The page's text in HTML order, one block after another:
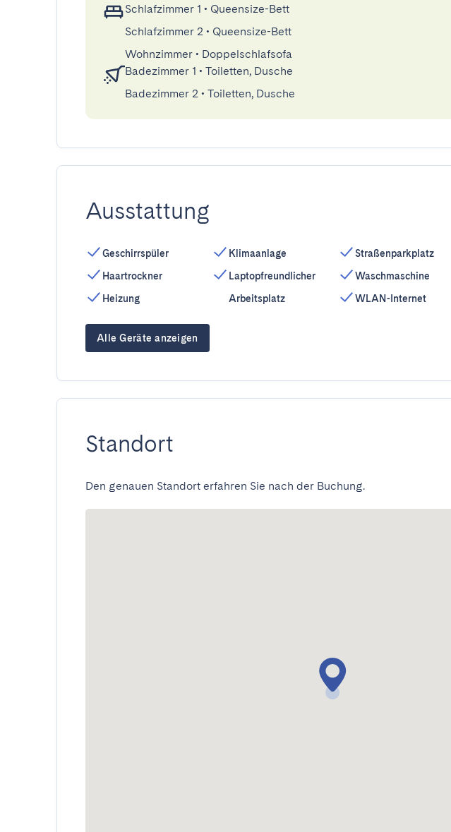
Schlafzimmer 1 • Queensize-Bett
Schlafzimmer 2 • Queensize-Bett
Wohnzimmer • Doppelschlafsofa
Badezimmer 1 • Toiletten, Dusche
Badezimmer 2 • Toiletten, Dusche
Ausstattung
Geschirrspüler
Haartrockner
Heizung
Klimaanlage
Laptopfreundlicher
Arbeitsplatz
Straßenparkplatz
Waschmaschine
WLAN-Internet
Alle Geräte anzeigen
Standort
Den genauen Standort erfahren Sie nach der Buchung.